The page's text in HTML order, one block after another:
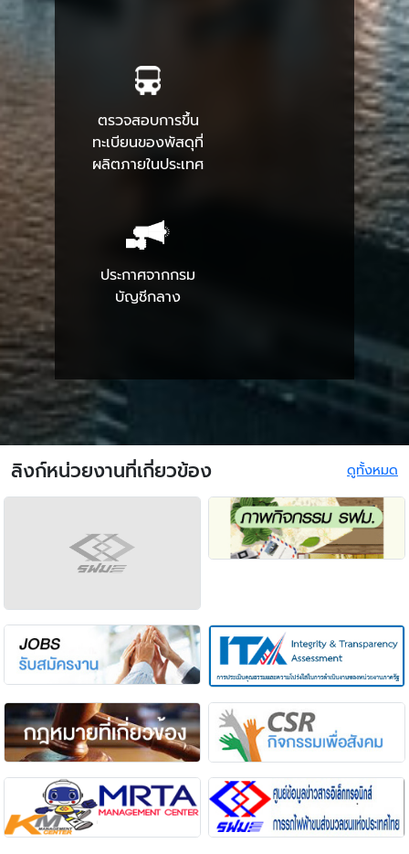
ตรวจสอบการขึ้น
ทะเบียนของพัสดุที่
ผลิตภายในประเทศ
ประกาศจากกรม
บัญชีกลาง
ลิงก์หน่วยงานที่เกี่ยวข้อง ดูทั้งหมด